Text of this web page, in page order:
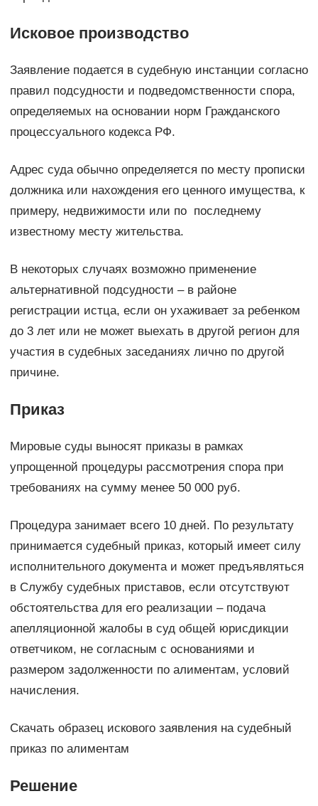
Исковое производство
Заявление подается в судебную инстанции согласно
правил подсудности и подведомственности спора,
определяемых на основании норм Гражданского
процессуального кодекса РФ.
Адрес суда обычно определяется по месту прописки
должника или нахождения его ценного имущества, к
примеру, недвижимости или по последнему
известному месту жительства.
В некоторых случаях возможно применение
альтернативной подсудности – в районе
регистрации истца, если он ухаживает за ребенком
до 3 лет или не может выехать в другой регион для
участия в судебных заседаниях лично по другой
причине.
Приказ
Мировые суды выносят приказы в рамках
упрощенной процедуры рассмотрения спора при
требованиях на сумму менее 50 000 руб.
Процедура занимает всего 10 дней. По результату
принимается судебный приказ, который имеет силу
исполнительного документа и может предъявляться
в Службу судебных приставов, если отсутствуют
обстоятельства для его реализации – подача
апелляционной жалобы в суд общей юрисдикции
ответчиком, не согласным с основаниями и
размером задолженности по алиментам, условий
начисления.
Скачать образец искового заявления на судебный
приказ по алиментам
Решение